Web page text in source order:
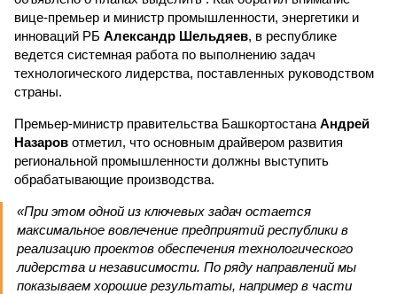
вице-премьер и министр промышленности, энергетики и
инноваций РБ Александр Шельдяев, в республике
ведется системная работа по выполнению задач
технологического лидерства, поставленных руководством
страны.
Премьер-министр правительства Башкортостана Андрей
Назаров отметил, что основным драйвером развития
региональной промышленности должны выступить
обрабатывающие производства.
«При этом одной из ключевых задач остается
максимальное вовлечение предприятий республики в
реализацию проектов обеспечения технологического
лидерства и независимости. По ряду направлений мы
показываем хорошие результаты, например в части